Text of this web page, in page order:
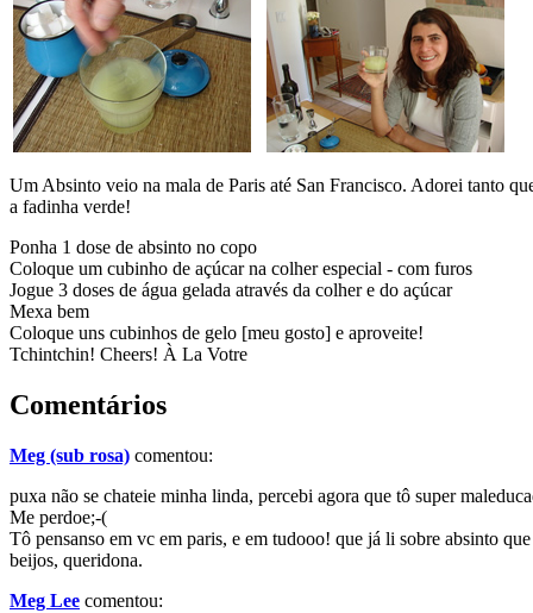
Um Absinto veio na mala de Paris até San Francisco. Adorei tanto
a fadinha verde!
Ponha 1 dose de absinto no copo
Coloque um cubinho de açúcar na colher especial - com furos
Jogue 3 doses de água gelada através da colher e do açúcar
Mexa bem
Coloque uns cubinhos de gelo [meu gosto] e aproveite!
Tchintchin! Cheers! À La Votre
Comentários
Meg (sub rosa) comentou:
puxa não se chateie minha linda, percebi agora que tô super
Me perdoe;-(
Tô pensanso em vc em paris, e em tudooo! que já li sobre absinto
beijos, queridona.
Meg Lee comentou: